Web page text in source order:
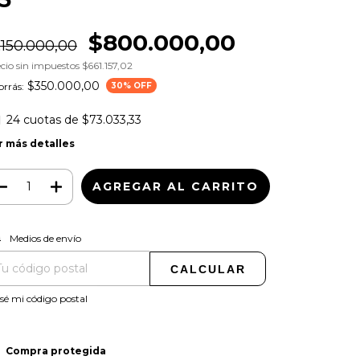
$800.000,00
sin impuestos $661.157,02
$350.000,00 30% OFF
24 cuotas de $73.033,33
más detalles
para el CP:
Medios de envío
CALCULAR
mi código postal
Compra protegida